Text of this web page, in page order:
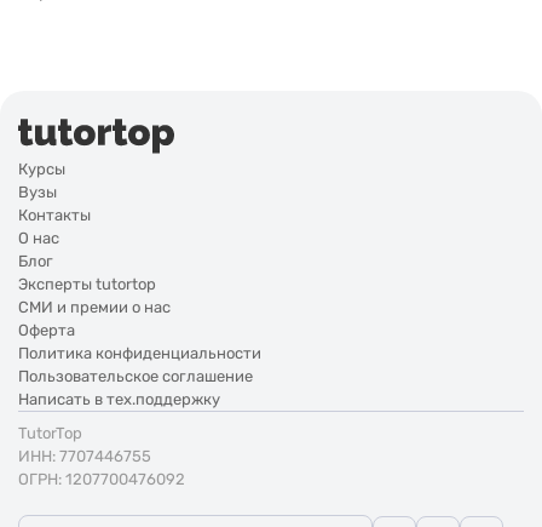
Курсы
Вузы
Контакты
О нас
Блог
Эксперты tutortop
СМИ и премии о нас
Оферта
Политика конфиденциальности
Пользовательское соглашение
Написать в тех.поддержку
TutorTop
ИНН: 7707446755
ОГРН: 1207700476092